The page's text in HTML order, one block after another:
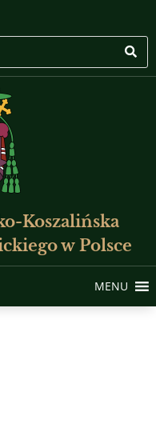
Koszalińska
w Polsce
MENU